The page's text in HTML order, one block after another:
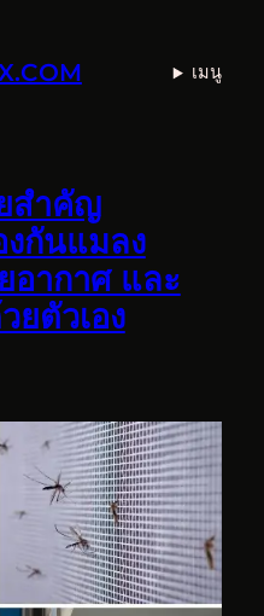
เมนู
สำคัญ
กันแมลง
อากาศ และ
ยตัวเอง